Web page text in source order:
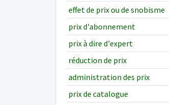
effet de prix ou de snobisme
prix d'abonnement
prix à dire d'expert
réduction de prix
administration des prix
prix de catalogue